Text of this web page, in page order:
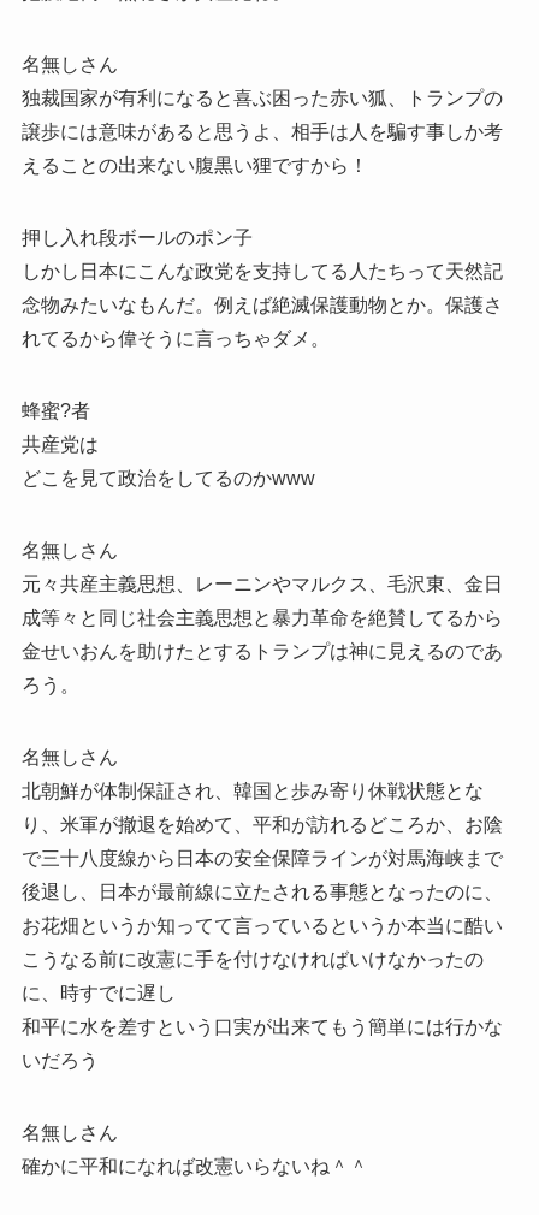
名無しさん
独裁国家が有利になると喜ぶ困った赤い狐、トランプの
譲歩には意味があると思うよ、相手は人を騙す事しか考
えることの出来ない腹黒い狸ですから！
押し入れ段ボールのポン子
しかし日本にこんな政党を支持してる人たちって天然記
念物みたいなもんだ。例えば絶滅保護動物とか。保護さ
れてるから偉そうに言っちゃダメ。
蜂蜜?者
共産党は
どこを見て政治をしてるのかwww
名無しさん
元々共産主義思想、レーニンやマルクス、毛沢東、金日
成等々と同じ社会主義思想と暴力革命を絶賛してるから
金せいおんを助けたとするトランプは神に見えるのであ
ろう。
名無しさん
北朝鮮が体制保証され、韓国と歩み寄り休戦状態とな
り、米軍が撤退を始めて、平和が訪れるどころか、お陰
で三十八度線から日本の安全保障ラインが対馬海峡まで
後退し、日本が最前線に立たされる事態となったのに、
お花畑というか知ってて言っているというか本当に酷い
こうなる前に改憲に手を付けなければいけなかったの
に、時すでに遅し
和平に水を差すという口実が出来てもう簡単には行かな
いだろう
名無しさん
確かに平和になれば改憲いらないね＾＾